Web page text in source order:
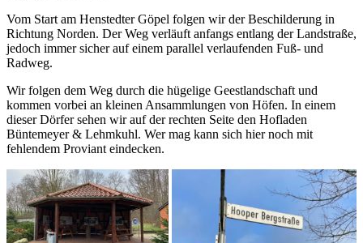
Vom Start am Henstedter Göpel folgen wir der Beschilderung in
Richtung Norden. Der Weg verläuft anfangs entlang der Landstraße,
jedoch immer sicher auf einem parallel verlaufenden Fuß- und
Radweg.
Wir folgen dem Weg durch die hügelige Geestlandschaft und
kommen vorbei an kleinen Ansammlungen von Höfen. In einem
dieser Dörfer sehen wir auf der rechten Seite den Hofladen
Büntemeyer & Lehmkuhl. Wer mag kann sich hier noch mit
fehlendem Proviant eindecken.